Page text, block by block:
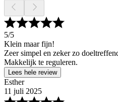
5/5
Klein maar fijn!
Zeer simpel en zeker zo
Makkelijk te reguleren.
Lees hele review
Esther
11 juli 2025